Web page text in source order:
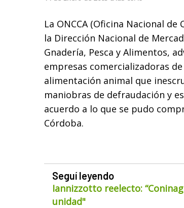
La ONCCA (Oficina Nacional
la Dirección Nacional de
Gnadería, Pesca y Alimentos,
empresas comercializadoras
alimentación animal que
maniobras de defraudación y
acuerdo a lo que se pudo
Córdoba.
Seguí leyendo
Iannizzotto reelecto:
unidad"